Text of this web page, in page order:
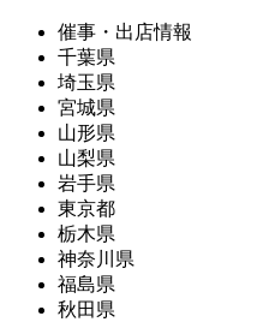
催事・出店情報
千葉県
埼玉県
宮城県
山形県
山梨県
岩手県
東京都
栃木県
神奈川県
福島県
秋田県